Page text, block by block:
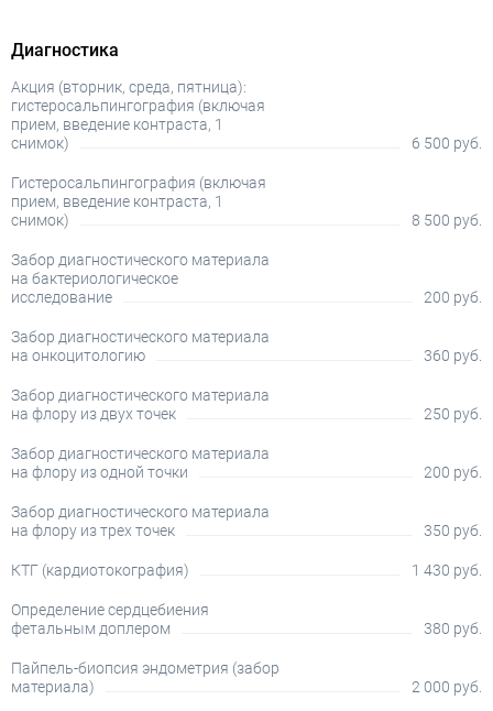
Диагностика
Акция (вторник, среда, пятница):
гистеросальпингография (включая
прием, введение контраста, 1
снимок)
6 500 руб.
Гистеросальпингография (включая
прием, введение контраста, 1
снимок)
8 500 руб.
Забор диагностического материала
на бактериологическое
исследование
200 руб.
Забор диагностического материала
на онкоцитологию
360 руб.
Забор диагностического материала
на флору из двух точек
250 руб.
Забор диагностического материала
на флору из одной точки
200 руб.
Забор диагностического материала
на флору из трех точек
350 руб.
КТГ (кардиотокография) 1 430 руб.
Определение сердцебиения
фетальным доплером
380 руб.
Пайпель-биопсия эндометрия (забор
материала)
2 000 руб.